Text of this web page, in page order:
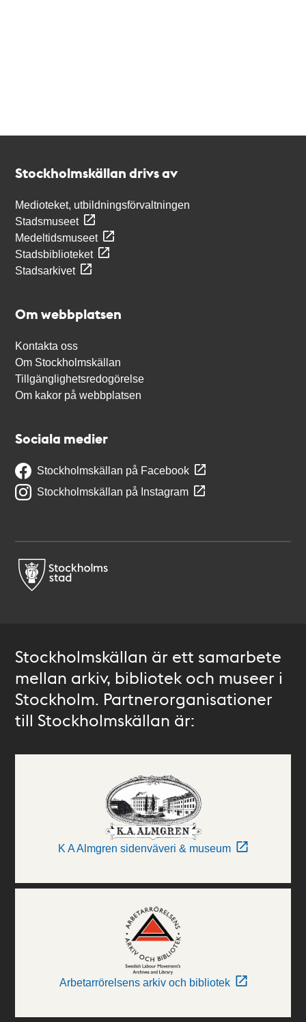
Stockholmskällan drivs av
Medioteket, utbildningsförvaltningen
Stadsmuseet
Medeltidsmuseet
Stadsbiblioteket
Stadsarkivet
Om webbplatsen
Kontakta oss
Om Stockholmskällan
Tillgänglighetsredogörelse
Om kakor på webbplatsen
Sociala medier
Stockholmskällan på Facebook
Stockholmskällan på Instagram
Stockholmskällan är ett samarbete
mellan arkiv, bibliotek och museer i
Stockholm. Partnerorganisationer
till Stockholmskällan är:
K A Almgren sidenväveri & museum
Arbetarrörelsens arkiv och bibliotek